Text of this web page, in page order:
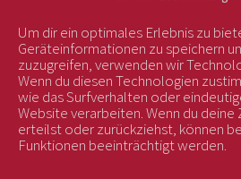
Um dir ein optimales Erlebnis zu
Geräteinformationen zu speichern
zuzugreifen, verwenden wir
Wenn du diesen Technologien
wie das Surfverhalten oder
Website verarbeiten. Wenn du deine
erteilst oder zurückziehst, können
Funktionen beeinträchtigt werden.
Vertrag widerrufen
kontrolliert durch: